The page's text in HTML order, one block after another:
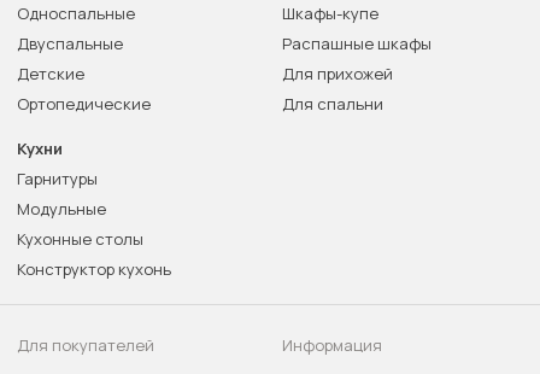
Односпальные
Двуспальные
Детские
Ортопедические
Шкафы-купе
Распашные шкафы
Для прихожей
Для спальни
Кухни
Гарнитуры
Модульные
Кухонные столы
Конструктор кухонь
Для покупателей
Информация